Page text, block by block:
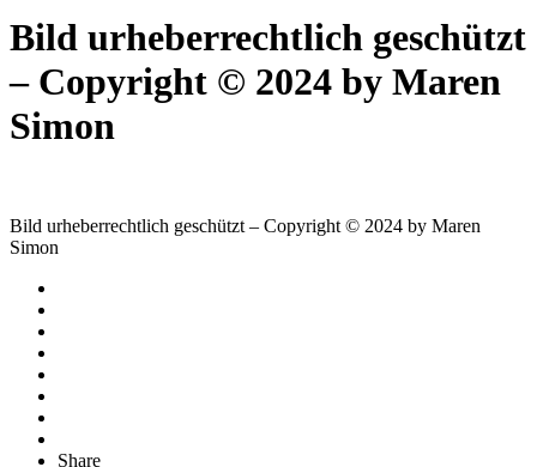
Bild urheberrechtlich geschützt
– Copyright © 2024 by Maren
Simon
Bild urheberrechtlich geschützt – Copyright © 2024 by Maren
Simon
Share